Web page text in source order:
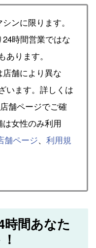
ンに限ります。
時間営業ではな
ります。
舗により異な
います。詳しくは
舗ページでご確
女性のみ利用
舗ページ、 利用規
間あなた